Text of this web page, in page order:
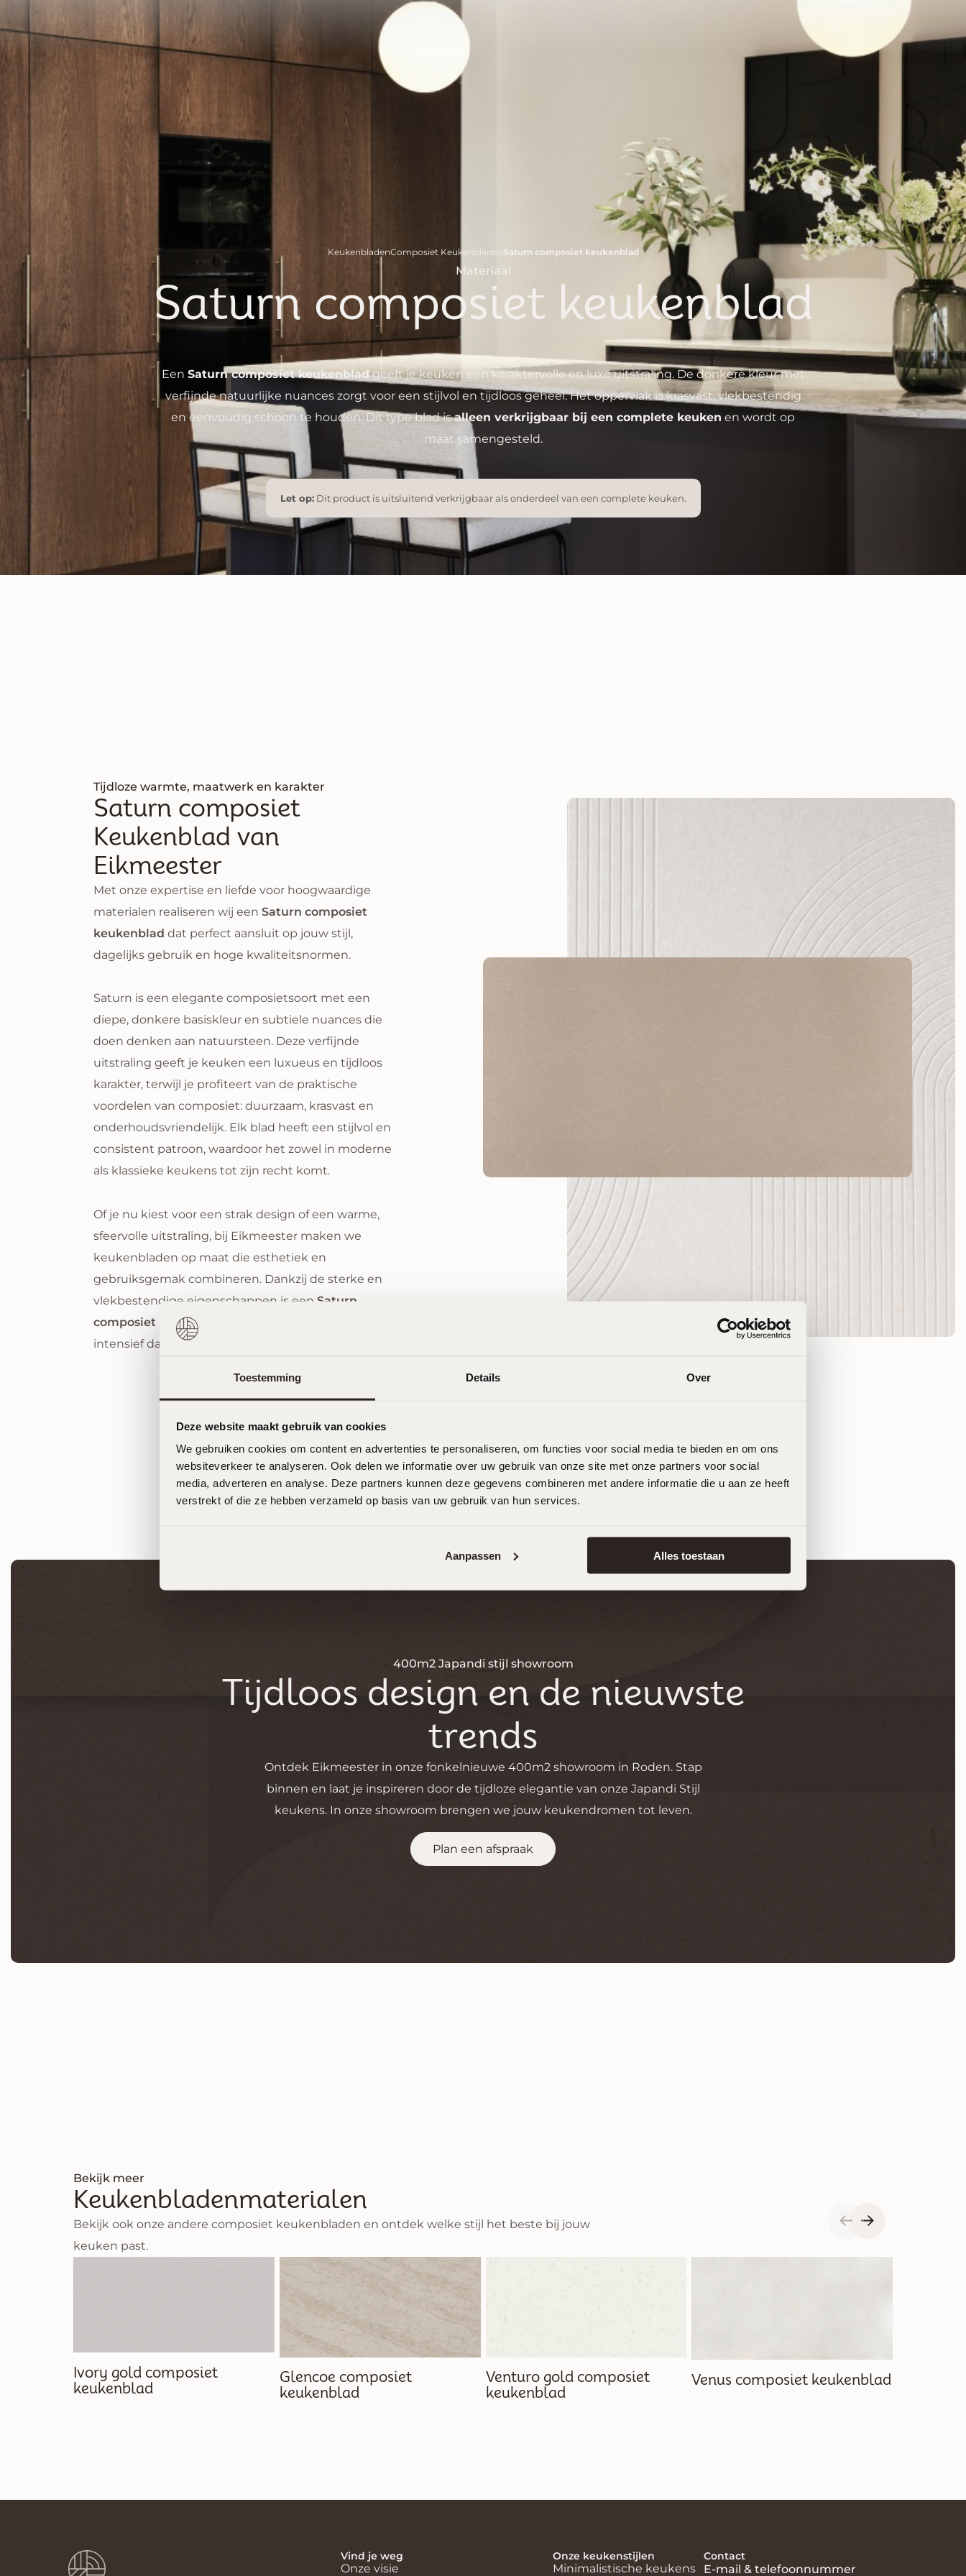
Toestemming Details Over
Deze website maakt gebruik van cookies
We gebruiken cookies om content en advertenties te personaliseren, om functies voor social media te bieden en om ons
websiteverkeer te analyseren. Ook delen we informatie over uw gebruik van onze site met onze partners voor social
media, adverteren en analyse. Deze partners kunnen deze gegevens combineren met andere informatie die u aan ze heeft
verstrekt of die ze hebben verzameld op basis van uw gebruik van hun services.
Aanpassen Alles toestaan
Wij genieten van onze zomervakantie van 22 juli t/m 17 augustus. Plan alvast eenvoudig jullie afspraak voor na de vakantie.
Japandi keukens Overige keukenstijlen
Saturn composiet keukenblad
Materiaal
Saturn composiet keukenblad
Saturn composiet keukenbladgeeft je keuken een karaktervolle en luxe uitstraling. De donkere kleur met
verfijnde natuurlijke nuances zorgt voor een stijlvol en tijdloos geheel. Het oppervlak is krasvast, vlekbestendig
en eenvoudig schoon te houden. Dit type blad isalleen verkrijgbaar bij een complete keukenen wordt op
maat samengesteld.
Let op:Dit product is uitsluitend verkrijgbaar als onderdeel van een complete keuken.
Saturn composiet
Keukenblad van
Eikmeester
Met onze expertise en liefde voor hoogwaardige
materialen realiseren wij eenSaturn composiet
keukenbladdat perfect aansluit op jouw stijl,
dagelijks gebruik en hoge kwaliteitsnormen.
diepe, donkere basiskleur en subtiele nuances die
doen denken aan natuursteen. Deze verfijnde
uitstraling geeft je keuken een luxueus en tijdloos
karakter, terwijl je profiteert van de praktische
voordelen van composiet: duurzaam, krasvast en
onderhoudsvriendelijk. Elk blad heeft een stijlvol en
consistent patroon, waardoor het zowel in moderne
als klassieke keukens tot zijn recht komt.
sfeervolle uitstraling, bij Eikmeester maken we
keukenbladen op maat die esthetiek en
gebruiksgemak combineren. Dankzij de sterke en
vlekbestendige eigenschappen is eenSaturn
composiet keukenbladbijzonder geschikt voor
intensief dagelijks gebruik.
Tijdloos design en de nieuwste
trends
Ontdek Eikmeester in onze fonkelnieuwe 400m2 showroom in Roden. Stap
binnen en laat je inspireren door de tijdloze elegantie van onze Japandi Stijl
keukens. In onze showroom brengen we jouw keukendromen tot leven.
Plan een afspraak
Keukenbladenmaterialen
Bekijk ook onze andere composiet keukenbladen en ontdek welke stijl het beste bij jouw
keuken past.
Ivory gold composiet
keukenblad
Glencoe composiet
keukenblad
Venturo gold composiet
keukenblad
Venus composiet keukenblad
Onze visie
Japandi keukens
Minimalistische keukens
Moderne keuken
E-mail & telefoonnummer
info@eikmeester.nl